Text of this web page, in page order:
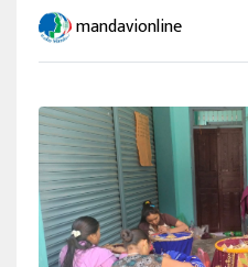
अन्तर्वार्ता
विविध
mandavionline